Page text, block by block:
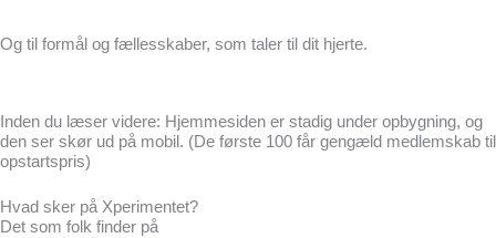
Og til formål og fællesskaber, som taler til dit hjerte.
Inden du læser videre: Hjemmesiden er stadig under opbygning, og
den ser skør ud på mobil. (De første 100 får gengæld medlemskab til
opstartspris)
Hvad sker på Xperimentet?
Det som folk finder på